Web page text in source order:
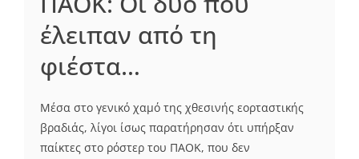
έλειπαν από τη
φιέστα…
Μέσα στο γενικό χαμό της χθεσινής εορταστικής
βραδιάς, λίγοι ίσως παρατήρησαν ότι υπήρξαν
παίκτες στο ρόστερ του ΠΑΟΚ, που δεν